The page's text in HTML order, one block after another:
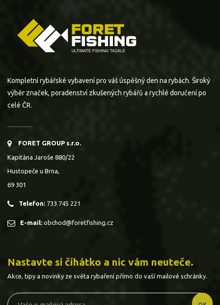
Kompletní rybářské vybavení pro váš úspěšný den na rybách. Široký
výběr značek, poradenství zkušených rybářů a rychlé doručení po
celé ČR.
FORET GROUP s.r.o.
Kapitána Jaroše 880/22
Hustopeče u Brna,
69 301
Telefon: 733 745 221
E-mail: obchod@foretfishing.cz
Nastavte si číhátko a nic vám neuteče.
Akce, tipy a novinky ze světa rybaření přímo do vaší mailové schránky.